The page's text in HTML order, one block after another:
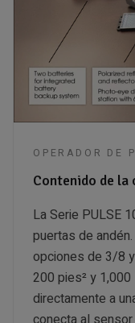
OPERADOR DE
Contenido de la
La Serie PULSE
puertas de
opciones de 3/8
200 pies² y
directamente a